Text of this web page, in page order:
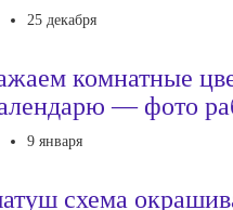
25 декабря
комнатные
— фото
9 января
схема